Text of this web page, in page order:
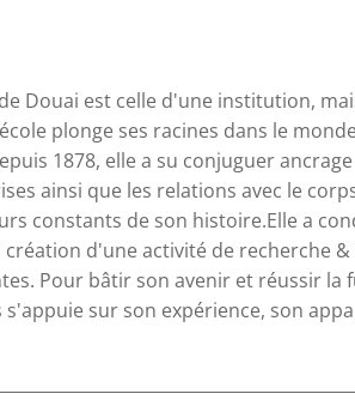
Douai est celle d'une institution,
plonge ses racines dans le
1878, elle a su conjuguer
ainsi que les relations avec le
constants de son histoire.Elle a
d'une activité de recherche
Pour bâtir son avenir et réussir la
s'appuie sur son expérience, son